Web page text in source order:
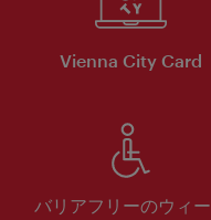
Vienna City Card
バリアフリーのウィ